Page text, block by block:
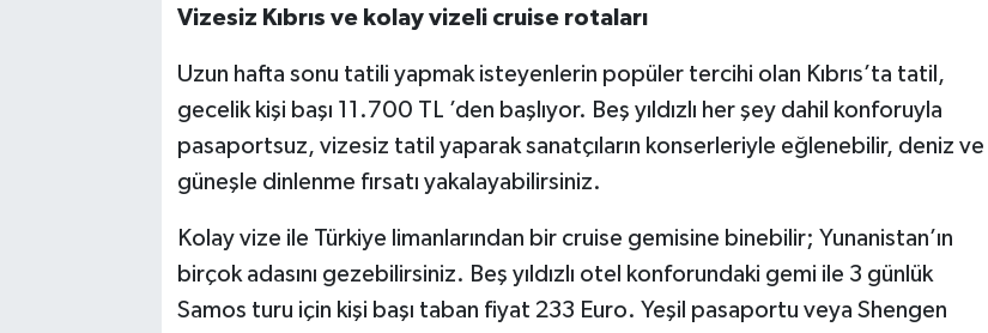
Vizesiz Kıbrıs ve kolay vizeli cruise rotaları
Uzun hafta sonu tatili yapmak isteyenlerin popüler tercihi olan Kıbrıs’ta tatil,
gecelik kişi başı 11.700 TL ’den başlıyor. Beş yıldızlı her şey dahil konforuyla
pasaportsuz, vizesiz tatil yaparak sanatçıların konserleriyle eğlenebilir, deniz ve
güneşle dinlenme fırsatı yakalayabilirsiniz.
Kolay vize ile Türkiye limanlarından bir cruise gemisine binebilir; Yunanistan’ın
birçok adasını gezebilirsiniz. Beş yıldızlı otel konforundaki gemi ile 3 günlük
Samos turu için kişi başı taban fiyat 233 Euro. Yeşil pasaportu veya Shengen